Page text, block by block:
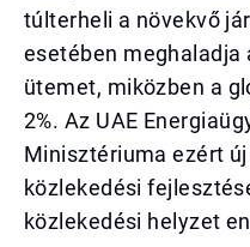
túlterheli a növekvő
esetében meghaladja
ütemet, miközben a
2%. Az UAE
Minisztériuma ezért
közlekedési
közlekedési helyzet